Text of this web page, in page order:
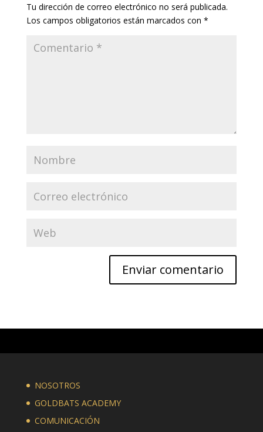
Tu dirección de correo electrónico no será publicada.
Los campos obligatorios están marcados con *
NOSOTROS
GOLDBATS ACADEMY
COMUNICACIÓN